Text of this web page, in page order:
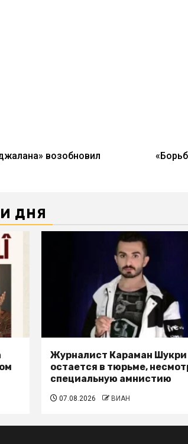
возобновил
ДНЯ
Журналист Караман Шукри
остается в тюрьме,
специальную амнистию
07.08.2026 ВИАН